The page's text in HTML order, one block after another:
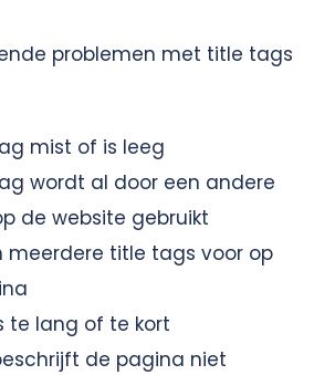
problemen met title tags
mist of is leeg
wordt al door een andere
de website gebruikt
meerdere title tags voor op
te lang of te kort
de pagina niet